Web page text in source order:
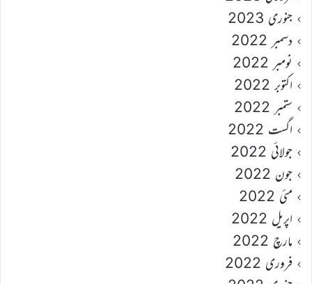
جنوری 2023
دسمبر 2022
نومبر 2022
اکتوبر 2022
ستمبر 2022
اگست 2022
جولائی 2022
جون 2022
مئی 2022
اپریل 2022
مارچ 2022
فروری 2022